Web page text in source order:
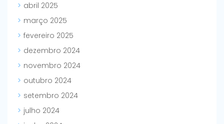
abril 2025
março 2025
fevereiro 2025
dezembro 2024
novembro 2024
outubro 2024
setembro 2024
julho 2024